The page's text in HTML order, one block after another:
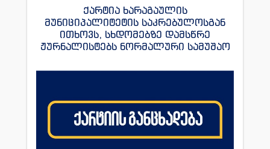
ქარტია ხარაგაულის
მუნიციპალიტეტის საკრებულოსგან
ითხოვს, სხდომებზე დამსწრე
ჟურნალისტებს ნორმალური სამუშაო